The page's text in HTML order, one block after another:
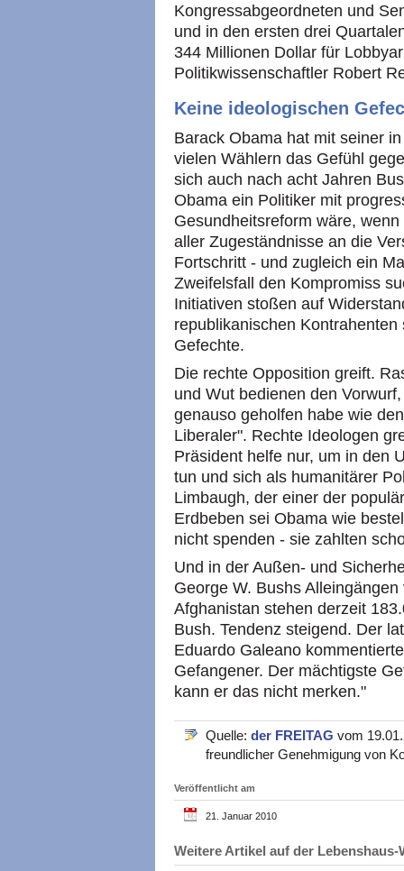
Kongressabgeordneten und
und in den ersten drei
344 Millionen Dollar für
Politikwissenschaftler Robert
Keine ideologischen
Barack Obama hat mit seiner
vielen Wählern das Gefühl
sich auch nach acht Jahren
Obama ein Politiker mit
Gesundheitsreform wäre,
aller Zugeständnisse an die
Fortschritt - und zugleich ein
Zweifelsfall den Kompromiss
Initiativen stoßen auf
republikanischen
Gefechte.
Die rechte Opposition greift.
und Wut bedienen den
genauso geholfen habe wie
Liberaler". Rechte Ideologen
Präsident helfe nur, um in den
tun und sich als humanitärer
Limbaugh, der einer der
Erdbeben sei Obama wie
nicht spenden - sie zahlten
Und in der Außen- und
George W. Bushs
Afghanistan stehen derzeit
Bush. Tendenz steigend. Der
Eduardo Galeano
Gefangener. Der mächtigste
kann er das nicht merken."
Quelle: der FREITAG vom
freundlicher Genehmigung von
Veröffentlicht am
21. Januar 2010
Weitere Artikel auf der